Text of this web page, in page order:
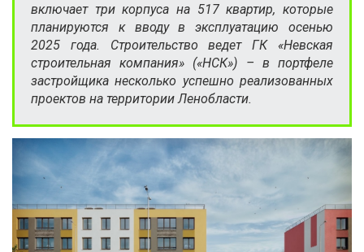
включает три корпуса на 517 квартир, которые
планируются к вводу в эксплуатацию осенью
2025 года. Строительство ведет ГК «Невская
строительная компания» («НСК») – в портфеле
застройщика несколько успешно реализованных
проектов на территории Ленобласти.